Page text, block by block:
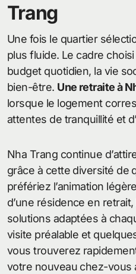
Trang
Une fois le quartier
plus fluide. Le cadre
budget quotidien, la vie
bien-être. Une retraite à
lorsque le logement
attentes de tranquillité et
Nha Trang continue
grâce à cette diversité de
préfériez l’animation
d’une résidence en
solutions adaptées à
visite préalable et
vous trouverez
votre nouveau chez-vous